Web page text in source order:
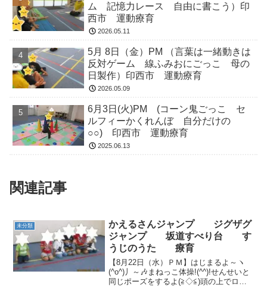
ム 記憶力レース 自由に書こう）印
西市 運動療育
2026.05.11
5月 8日（金）PM （言葉は一緒動きは
反対ゲーム 線ふみおにごっこ 母の
日製作）印西市 運動療育
2026.05.09
6月3日(火)PM (コーン鬼ごっこ セ
ルフィーかくれんぼ 自分だけの
○○) 印西市 運動療育
2025.06.13
関連記事
未分類
かえるさんジャンプ ジグザグ
ジャンプ 坂道すべり台 す
うじのうた 療育
【8月22日（水）ＰＭ】はじまるよ～ヽ
(^o^)丿～🎶まねっこ体操!(^^)!せんせいと
同じポーズをするよ(≧◇≦)頭の上でロケ